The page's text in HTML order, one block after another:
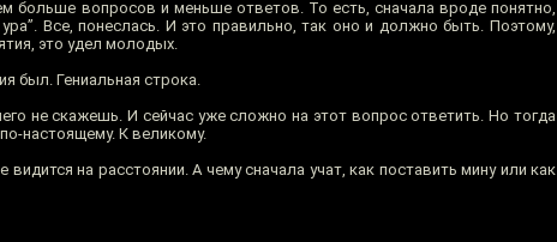
больше вопросов и меньше ответов. То есть, сначала вроде понятно,
Все, понеслась. И это правильно, так оно и должно быть. Поэтому,
это удел молодых.
был. Гениальная строка.
не скажешь. И сейчас уже сложно на этот вопрос ответить. Но тогда
настоящему. К великому.
на расстоянии. А чему сначала учат, как поставить мину или как